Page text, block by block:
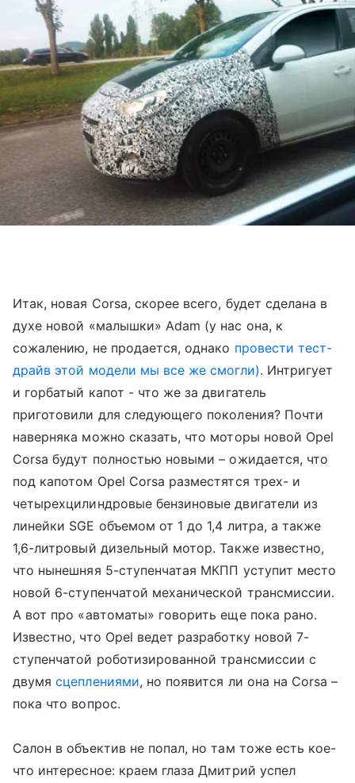
Итак, новая Corsa, скорее всего, будет сделана в
духе новой «малышки» Adam (у нас она, к
сожалению, не продается, однако провести тест-
драйв этой модели мы все же смогли). Интригует
и горбатый капот - что же за двигатель
приготовили для следующего поколения? Почти
наверняка можно сказать, что моторы новой Opel
Corsa будут полностью новыми – ожидается, что
под капотом Opel Corsa разместятся трех- и
четырехцилиндровые бензиновые двигатели из
линейки SGE объемом от 1 до 1,4 литра, а также
1,6-литровый дизельный мотор. Также известно,
что нынешняя 5-ступенчатая МКПП уступит место
новой 6-ступенчатой механической трансмиссии.
А вот про «автоматы» говорить еще пока рано.
Известно, что Opel ведет разработку новой 7-
ступенчатой роботизированной трансмиссии с
двумясцеплениями, но появится ли она на Corsa –
пока что вопрос.
Салон в объектив не попал, но там тоже есть кое-
что интересное: краем глаза Дмитрий успел